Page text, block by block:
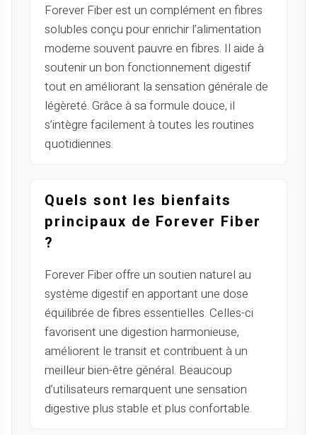
Forever Fiber est un complément en fibres
solubles conçu pour enrichir l’alimentation
moderne souvent pauvre en fibres. Il aide à
soutenir un bon fonctionnement digestif
tout en améliorant la sensation générale de
légèreté. Grâce à sa formule douce, il
s’intègre facilement à toutes les routines
quotidiennes.
Quels sont les bienfaits
principaux de Forever Fiber
?
Forever Fiber offre un soutien naturel au
système digestif en apportant une dose
équilibrée de fibres essentielles. Celles-ci
favorisent une digestion harmonieuse,
améliorent le transit et contribuent à un
meilleur bien-être général. Beaucoup
d’utilisateurs remarquent une sensation
digestive plus stable et plus confortable.